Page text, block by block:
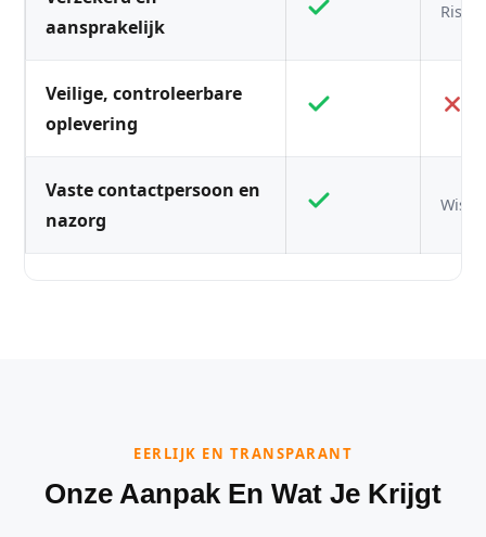
aansprakelijk
Veilige, controleerbare
oplevering
Vaste contactpersoon en
nazorg
EERLIJK EN TRANSPARANT
Onze Aanpak En Wat Je Krijgt